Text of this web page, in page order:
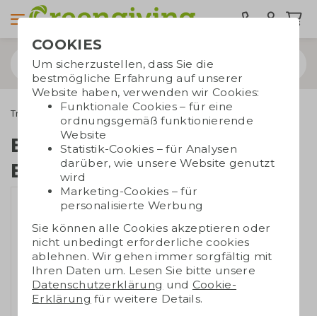
Trinkwaren Kaffeebecher to go Becher aus Biokunststoff
Becher aus
Biokunststoff
COOKIES
Um sicherzustellen, dass Sie die
bestmögliche Erfahrung auf unserer
Website haben, verwenden wir Cookies:
Funktionale Cookies – für eine
ordnungsgemäß funktionierende
Website
Statistik-Cookies – für Analysen
darüber, wie unsere Website genutzt
wird
Marketing-Cookies – für
personalisierte Werbung
Sie können alle Cookies akzeptieren oder
nicht unbedingt erforderliche cookies
ablehnen. Wir gehen immer sorgfältig mit
Ihren Daten um. Lesen Sie bitte unsere
Datenschutzerklärung und Cookie-
Erklärung für weitere Details.